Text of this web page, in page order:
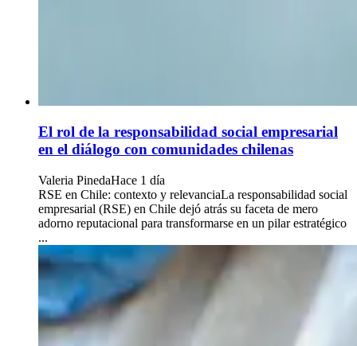
El rol de la responsabilidad social empresarial
en el diálogo con comunidades chilenas
Valeria PinedaHace 1 día
RSE en Chile: contexto y relevanciaLa responsabilidad social
empresarial (RSE) en Chile dejó atrás su faceta de mero
adorno reputacional para transformarse en un pilar estratégico
...